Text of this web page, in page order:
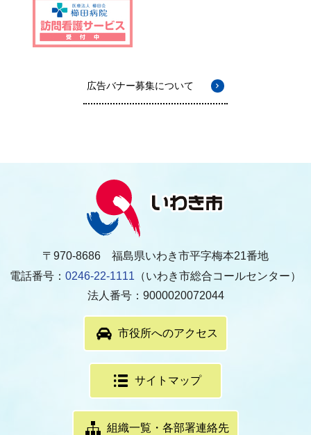
広告バナー募集について
〒970-8686 福島県いわき市平字梅本21番地
電話番号： 0246-22-1111 （いわき市総合コールセンター）
法人番号：9000020072044
市役所へのアクセス
サイトマップ
組織一覧・各部署連絡先